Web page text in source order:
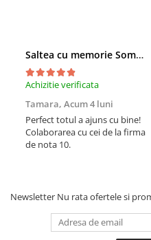
Saltea cu memorie SomnART XXL Memory Plus 160x190, înălțime 25cm, pentru persoane supraponderale, husă Aloe Vera detașabilă, rulată, fermitate mare
Achizitie verificata
Tamara, Acum 4 luni
Perfect totul a ajuns cu bine!
Colaborarea cu cei de la firma
de nota 10.
Newsletter Nu rata ofertele si